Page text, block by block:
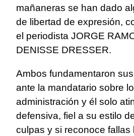
mañaneras se han dado
de libertad de expresión,
el periodista JORGE
DENISSE DRESSER.
Ambos fundamentaron
ante la mandatario sobre
administración y él solo
defensiva, fiel a su estilo
culpas y si reconoce fallas